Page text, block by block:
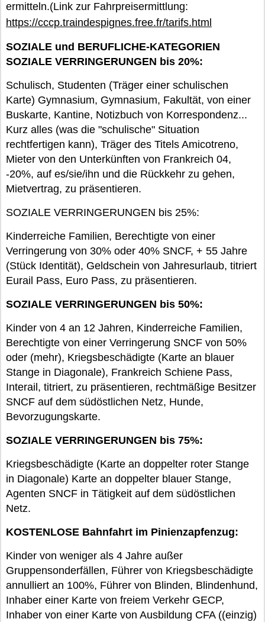
ermitteln.(Link zur Fahrpreisermittlung:
https://cccp.traindespignes.free.fr/tarifs.html
SOZIALE und BERUFLICHE-KATEGORIEN
SOZIALE VERRINGERUNGEN bis 20%:
Schulisch, Studenten (Träger einer schulischen
Karte) Gymnasium, Gymnasium, Fakultät, von einer
Buskarte, Kantine, Notizbuch von Korrespondenz...
Kurz alles (was die "schulische" Situation
rechtfertigen kann), Träger des Titels Amicotreno,
Mieter von den Unterkünften von Frankreich 04,
-20%, auf es/sie/ihn und die Rückkehr zu gehen,
Mietvertrag, zu präsentieren.
SOZIALE VERRINGERUNGEN bis 25%:
Kinderreiche Familien, Berechtigte von einer
Verringerung von 30% oder 40% SNCF, + 55 Jahre
(Stück Identität), Geldschein von Jahresurlaub, titriert
Eurail Pass, Euro Pass, zu präsentieren.
SOZIALE VERRINGERUNGEN bis 50%:
Kinder von 4 an 12 Jahren, Kinderreiche Familien,
Berechtigte von einer Verringerung SNCF von 50%
oder (mehr), Kriegsbeschädigte (Karte an blauer
Stange in Diagonale), Frankreich Schiene Pass,
Interail, titriert, zu präsentieren, rechtmäßige Besitzer
SNCF auf dem südöstlichen Netz, Hunde,
Bevorzugungskarte.
SOZIALE VERRINGERUNGEN bis 75%:
Kriegsbeschädigte (Karte an doppelter roter Stange
in Diagonale) Karte an doppelter blauer Stange,
Agenten SNCF in Tätigkeit auf dem südöstlichen
Netz.
KOSTENLOSE Bahnfahrt im Pinienzapfenzug:
Kinder von weniger als 4 Jahre außer
Gruppensonderfällen, Führer von Kriegsbeschädigte
annulliert an 100%, Führer von Blinden, Blindenhund,
Inhaber einer Karte von freiem Verkehr GECP,
Inhaber von einer Karte von Ausbildung CFA ((einzig)